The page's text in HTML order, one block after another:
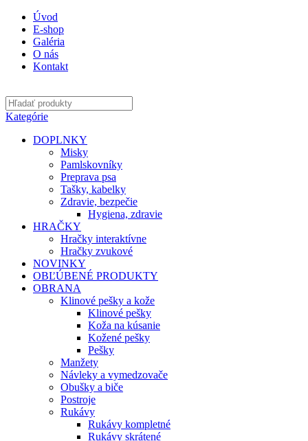
Úvod
E-shop
Galéria
O nás
Kontakt
Kategórie
DOPLNKY
Misky
Pamlskovníky
Preprava psa
Tašky, kabelky
Zdravie, bezpečie
Hygiena, zdravie
HRAČKY
Hračky interaktívne
Hračky zvukové
NOVINKY
OBĽÚBENÉ PRODUKTY
OBRANA
Klinové pešky a kože
Klinové pešky
Koža na kúsanie
Kožené pešky
Pešky
Manžety
Návleky a vymedzovače
Obušky a biče
Postroje
Rukávy
Rukávy kompletné
Rukávy skrátené